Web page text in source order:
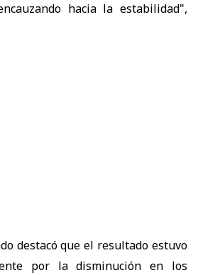
hacia la estabilidad",
destacó que el resultado estuvo
por la disminución en los